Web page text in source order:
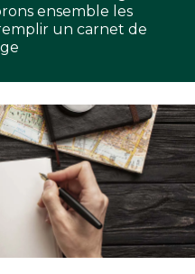
ensemble les
un carnet de